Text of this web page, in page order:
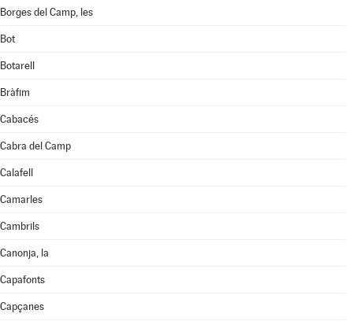
Borges del Camp, les
Bot
Botarell
Bràfim
Cabacés
Cabra del Camp
Calafell
Camarles
Cambrils
Canonja, la
Capafonts
Capçanes